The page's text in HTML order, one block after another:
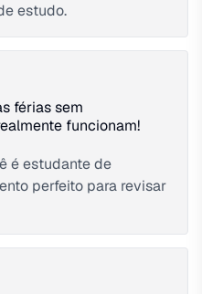
estudo.
férias sem
funcionam!
é estudante de
perfeito para revisar